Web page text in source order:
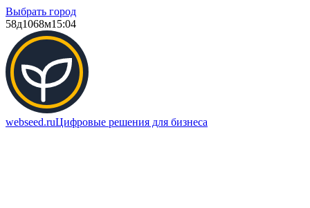
Выбрать город
58д1068м15:04
webseed.ruЦифровые решения для бизнеса